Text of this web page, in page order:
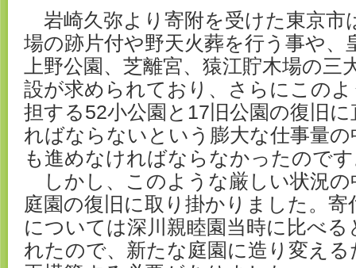
岩崎久弥より寄附を受けた東京市
場の跡片付や野天火葬を行う事や、
上野公園、芝離宮、猿江貯木場の三
設が求められており、さらにこの
担する52小公園と17旧公園の復旧
ればならないという膨大な仕事量
も進めなければならなかったので
しかし、このような厳しい状況の
庭園の復旧に取り掛かりました。寄
については深川親睦園当時に比べる
れたので、新たな庭園に造り変え